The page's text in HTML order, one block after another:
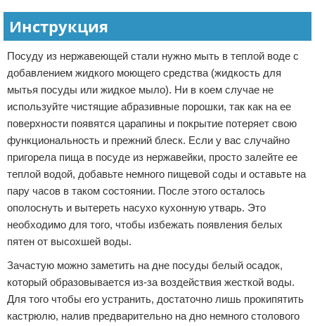
Инструкция
Посуду из нержавеющей стали нужно мыть в теплой воде с
добавлением жидкого моющего средства (жидкость для
мытья посуды или жидкое мыло). Ни в коем случае не
используйте чистящие абразивные порошки, так как на ее
поверхности появятся царапины и покрытие потеряет свою
функциональность и прежний блеск. Если у вас случайно
пригорела пища в посуде из нержавейки, просто залейте ее
теплой водой, добавьте немного пищевой соды и оставьте на
пару часов в таком состоянии. После этого осталось
ополоснуть и вытереть насухо кухонную утварь. Это
необходимо для того, чтобы избежать появления белых
пятен от высохшей воды.
Зачастую можно заметить на дне посуды белый осадок,
который образовывается из-за воздействия жесткой воды.
Для того чтобы его устранить, достаточно лишь прокипятить
кастрюлю, налив предварительно на дно немного столового